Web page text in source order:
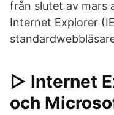
från slutet av mars
Internet Explorer
▷ Internet
och